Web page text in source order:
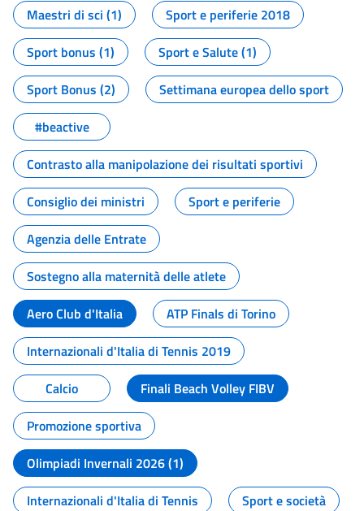
Maestri di sci (1)
Sport e periferie 2018
Sport bonus (1)
Sport e Salute (1)
Sport Bonus (2)
Settimana europea dello sport
#beactive
Contrasto alla manipolazione dei risultati sportivi
Consiglio dei ministri
Sport e periferie
Agenzia delle Entrate
Sostegno alla maternità delle atlete
Aero Club d'Italia
ATP Finals di Torino
Internazionali d'Italia di Tennis 2019
Calcio
Finali Beach Volley FIBV
Promozione sportiva
Olimpiadi Invernali 2026 (1)
Internazionali d'Italia di Tennis
Sport e società